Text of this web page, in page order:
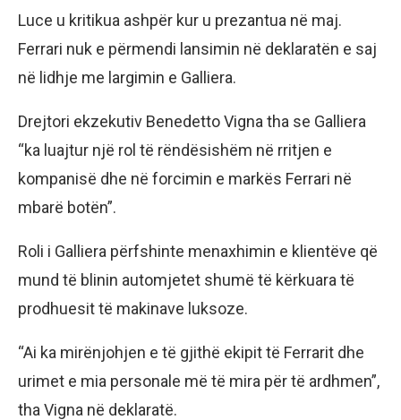
Luce u kritikua ashpër kur u prezantua në maj.
Ferrari nuk e përmendi lansimin në deklaratën e saj
në lidhje me largimin e Galliera.
Drejtori ekzekutiv Benedetto Vigna tha se Galliera
“ka luajtur një rol të rëndësishëm në rritjen e
kompanisë dhe në forcimin e markës Ferrari në
mbarë botën”.
Roli i Galliera përfshinte menaxhimin e klientëve që
mund të blinin automjetet shumë të kërkuara të
prodhuesit të makinave luksoze.
“Ai ka mirënjohjen e të gjithë ekipit të Ferrarit dhe
urimet e mia personale më të mira për të ardhmen”,
tha Vigna në deklaratë.